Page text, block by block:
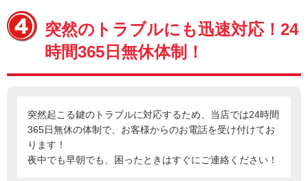
突然のトラブルにも迅速対応！24
時間365日無休体制！
突然起こる鍵のトラブルに対応するため、当店では24時間
365日無休の体制で、お客様からのお電話を受け付けてお
ります！
夜中でも早朝でも、困ったときはすぐにご連絡ください！